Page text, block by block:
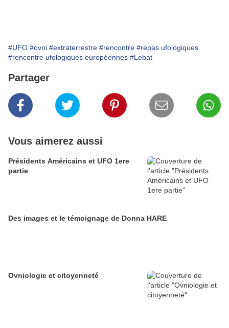
#UFO #ovni #extraterrestre #rencontre #repas ufologiques
#rencontre ufologiques européennes #Lebat
Partager
Vous aimerez aussi
Présidents Américains et UFO 1ere
partie
Des images et le témoignage de Donna HARE
Ovniologie et citoyenneté